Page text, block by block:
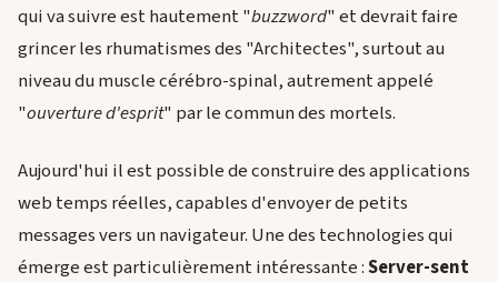
qui va suivre est hautement "buzzword" et devrait faire
grincer les rhumatismes des "Architectes", surtout au
niveau du muscle cérébro-spinal, autrement appelé
"ouverture d'esprit" par le commun des mortels.
Aujourd'hui il est possible de construire des applications
web temps réelles, capables d'envoyer de petits
messages vers un navigateur. Une des technologies qui
émerge est particulièrement intéressante :Server-sent